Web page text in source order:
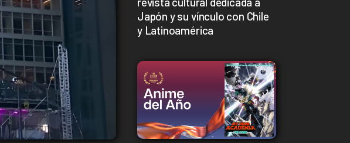
Japón y su vínculo con Chile
y Latinoamérica